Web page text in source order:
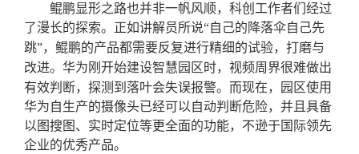
鲲鹏显形之路也并非一帆风顺，科创工作者们经过
了漫长的探索。正如讲解员所说“自己的降落伞自己先
跳”，鲲鹏的产品都需要反复进行精细的试验，打磨与
改进。华为刚 开始建设智慧园区时，视频周界很难做出
有效判断，探测到落叶会失误报警。而现在，
园区使用
华为自生产的摄像头已经可以自动判断危险，并且具备
以图搜图 、 实时定位等更全面的功能，不逊于国际领先
企业的优秀产品。